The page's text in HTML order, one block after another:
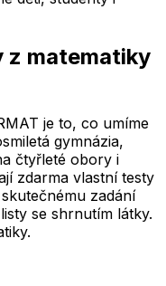
z matematiky
je to, co umíme
gymnázia,
čtyřleté obory i
zdarma vlastní testy
zadání
se shrnutím látky.